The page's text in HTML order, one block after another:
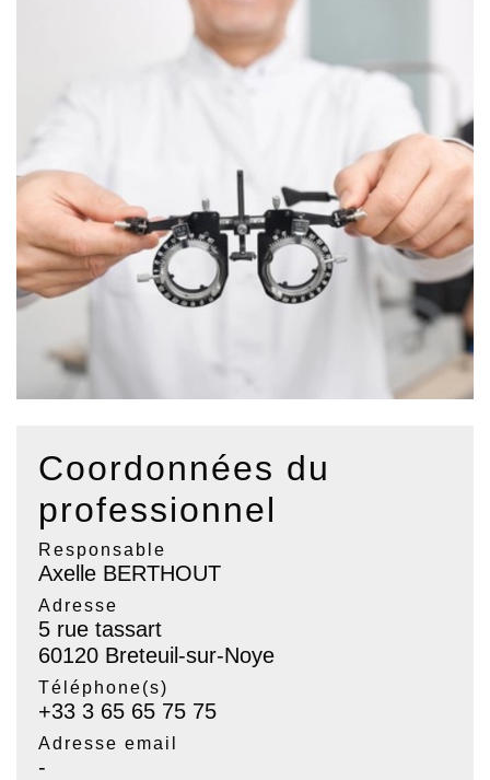
Coordonnées du
professionnel
Responsable
Axelle BERTHOUT
Adresse
5 rue tassart
60120 Breteuil-sur-Noye
Téléphone(s)
+33 3 65 65 75 75
Adresse email
-